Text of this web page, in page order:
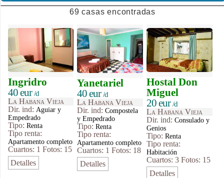
69 casas encontradas
Ingridro
40 eur/d
La Habana Vieja
Dir. ind: Aguiar y
Empedrado
Tipo: Renta
Tipo renta:
Apartamento completo
Cuartos: 1 Fotos: 15
Detalles
Yanetariel
40 eur/d
La Habana Vieja
Dir. ind:Compostela
y Empedrado
Tipo:Renta
Tipo renta:
Apartamento completo
Cuartos: 1 Fotos: 18
Detalles
Hostal Don
Miguel
20 eur/d
La Habana Vieja
Dir. ind:Consulado y
Genios
Tipo:Renta
Tipo renta:
Habitación
Cuartos: 3 Fotos: 15
Detalles